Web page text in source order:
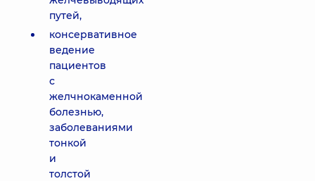
путей,
консервативное
ведение
пациентов
с
желчнокаменной
болезнью,
заболеваниями
тонкой
и
толстой